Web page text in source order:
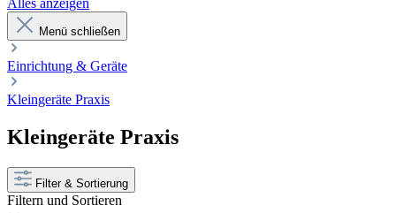
Alles anzeigen
Menü schließen
Einrichtung & Geräte
Kleingeräte Praxis
Kleingeräte Praxis
Filter & Sortierung
Filtern und Sortieren